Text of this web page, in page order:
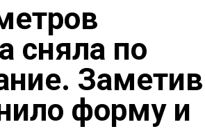
сняла по
Заметив
форму и